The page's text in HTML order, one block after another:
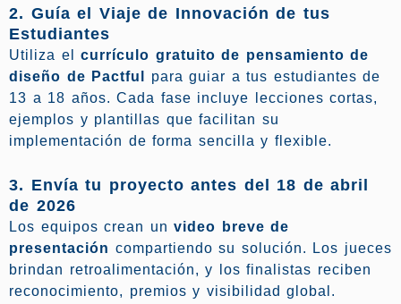
2. Guía el Viaje de Innovación de tus
Estudiantes
Utiliza el currículo gratuito de pensamiento de
diseño de Pactful
para guiar a tus estudiantes de
13 a 18 años. Cada fase incluye lecciones cortas,
ejemplos y plantillas que facilitan su
implementación de forma sencilla y flexible.
3. Envía tu proyecto antes del 18 de abril
de 2026
Los equipos crean un video breve de
presentación compartiendo su solución. Los jueces
brindan retroalimentación, y los finalistas reciben
reconocimiento, premios y visibilidad global.